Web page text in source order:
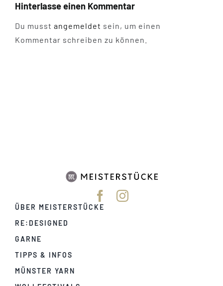
Hinterlasse einen Kommentar
Du musst angemeldet sein, um einen
Kommentar schreiben zu können.
ÜBER MEISTERSTÜCKE
RE:DESIGNED
GARNE
TIPPS & INFOS
MÜNSTER YARN